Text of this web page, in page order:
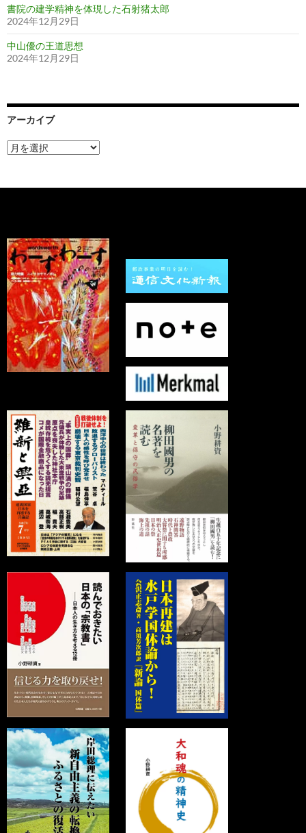
書院の建学精神を体現した石射猪太郎
2024年12月29日
中山優の王道思想
2024年12月29日
アーカイブ
ア
ー